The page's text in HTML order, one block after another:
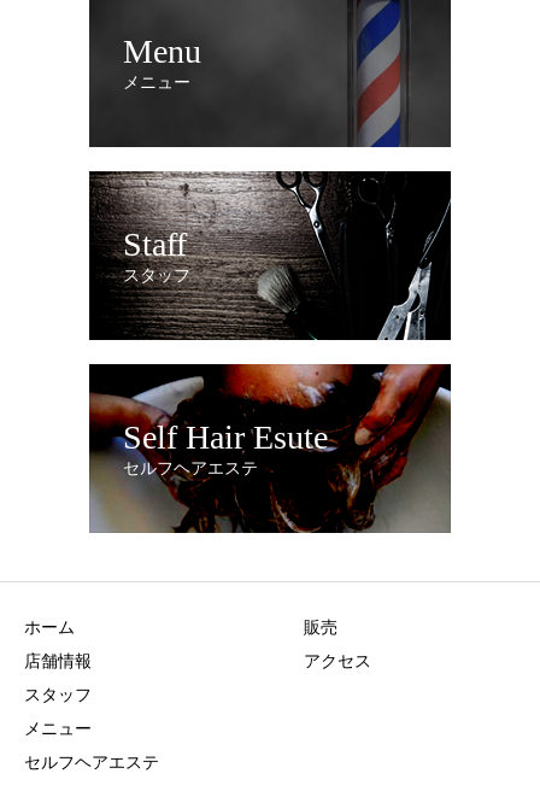
Menu
メニュー
Staff
スタッフ
Self Hair Esute
セルフヘアエステ
ホーム
店舗情報
スタッフ
メニュー
セルフヘアエステ
販売
アクセス